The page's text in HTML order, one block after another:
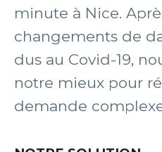
minute à Nice.
changements de
dus au Covid-19,
notre mieux pour
demande